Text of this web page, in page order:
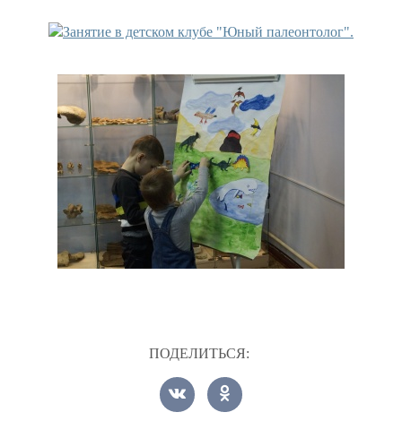
ПОДЕЛИТЬСЯ: